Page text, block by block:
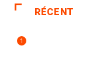
RÉCENT
1